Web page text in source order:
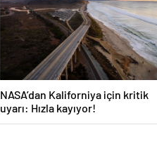
NASA’dan Kaliforniya için kritik
uyarı: Hızla kayıyor!